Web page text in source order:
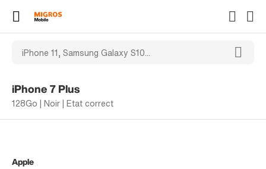
iPhone 7 Plus
128Go | Noir | Etat correct
Apple